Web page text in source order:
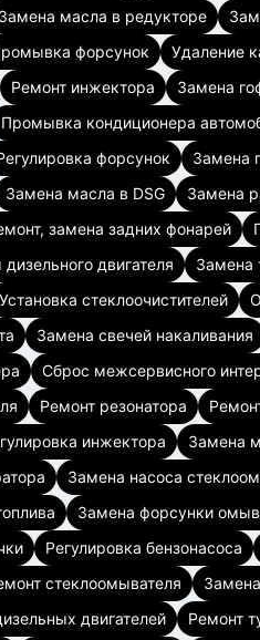
Замена масла в редукторе
форсунок Удаление
Ремонт инжектора Замена
Промывка кондиционера
форсунок Замена
Замена масла в DSG Замена
замена задних фонарей
двигателя
Замена
Установка стеклоочистителей
Замена свечей накаливания
Сброс межсервисного
Ремонт резонатора
инжектора Замена
Замена насоса
Замена форсунки
Регулировка бензонасоса
стеклоомывателя
двигателей Ремонт